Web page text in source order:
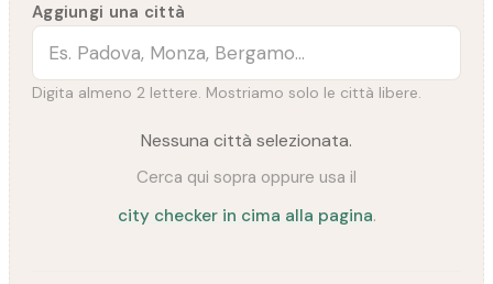
Aggiungi una città
Digita almeno 2 lettere. Mostriamo solo le città libere.
Nessuna città selezionata.
Cerca qui sopra oppure usa il
city checker in cima alla pagina.